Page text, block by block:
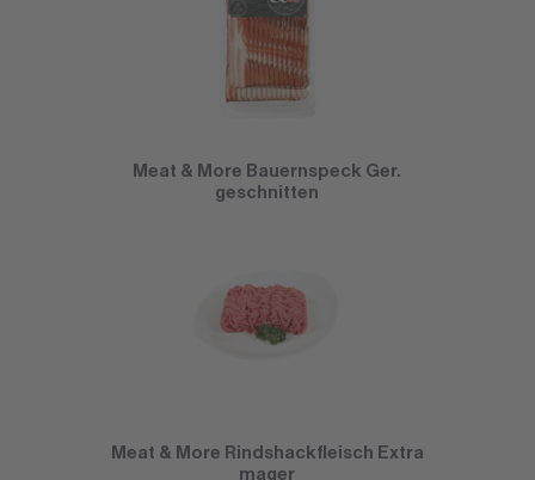
Meat & More Bauernspeck Ger.
geschnitten
Meat & More Rindshackfleisch Extra
mager